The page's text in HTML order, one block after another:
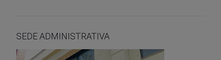
SEDE ADMINISTRATIVA